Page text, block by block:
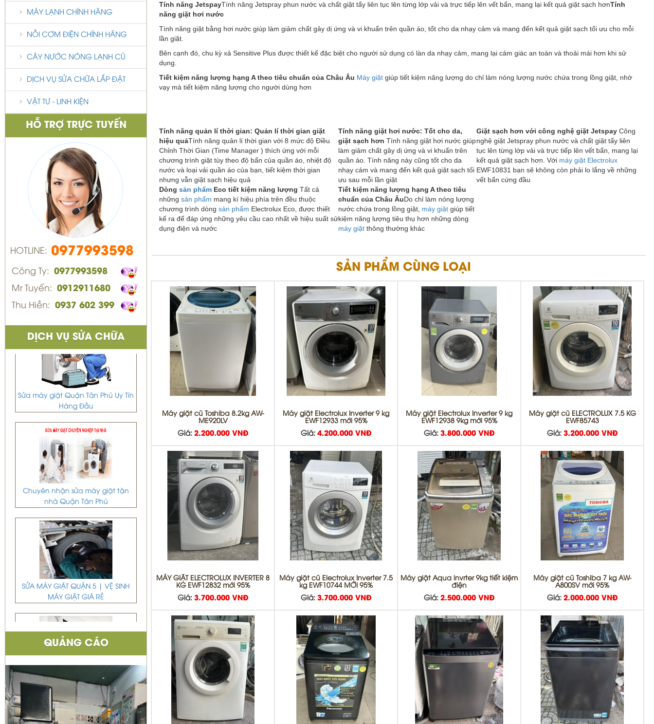
MÁY LẠNH CHÍNH HÃNG
NỒI CƠM ĐIỆN CHÍNH HÃNG
CÂY NƯỚC NÓNG LẠNH CŨ
DỊCH VỤ SỬA CHỮA LẮP ĐẶT
VẬT TƯ - LINH KIỆN
HỖ TRỢ TRỰC TUYẾN
HOTLINE: 0977993598
Công Ty: 0977993598
Mr Tuyến: 0912911680
Thu Hiền: 0937 602 399
DỊCH VỤ SỬA CHỮA
Sửa máy giặt Quận Tân Phú Uy Tín
Hàng Đầu
Chuyên nhận sửa máy giặt tận
nhà Quận Tân Phú
SỬA MÁY GIẶT QUẬN 5 | VỆ SINH
MÁY GIẶT GIÁ RẺ
DỊCH VỤ DI DỜI THÁO VÀ LẮP ĐẶT
MÁY LẠNH QUẬN BÌNH TÂN
QUẢNG CÁO
Tính năng JetspayTính năng Jetspray phun nước và chất giặt tẩy liên tục lên từng lớp vải và trực tiếp lên vết bẩn, mang lại kết quả giặt sạch hơnTính
năng giặt hơi nước
Tính năng giặt bằng hơi nước giúp làm giảm chất gây dị ứng và vi khuẩn trên quần áo, tốt cho da nhạy cảm và mang đến kết quả giặt sạch tối ưu cho mỗi
lần giặt.
Bên cạnh đó, chu kỳ xả Sensitive Plus được thiết kế đặc biệt cho người sử dụng có làn da nhạy cảm, mang lại cảm giác an toàn và thoải mái hơn khi sử
dụng.
Tiết kiệm năng lượng hạng A theo tiêu chuẩn của Châu Âu Máy giặt giúp tiết kiệm năng lượng do chỉ làm nóng lượng nước chứa trong lồng giặt, nhờ
vạy mà tiết kiệm năng lượng cho người dùng hơn
Tính năng quản lí thời gian: Quản lí thời gian giặt
hiệu quảTính năng quản lí thời gian với 8 mức độ Điều
Chỉnh Thời Gian (Time Manager ) thích ứng với mỗi
chương trình giặt tùy theo độ bẩn của quần áo, nhiệt độ
nước và loại vải quần áo của bạn, tiết kiệm thời gian
nhưng vẫn giặt sạch hiệu quả
Tính năng giặt hơi nước: Tốt cho da,
giặt sạch hơn Tính năng giặt hơi nước giúp
làm giảm chất gây dị ứng và vi khuẩn trên
quần áo. Tính năng này cũng tốt cho da
nhạy cảm và mang đến kết quả giặt sạch tối
ưu sau mỗi lần giặt
Giặt sạch hơn với công nghệ giặt Jetspay Công
nghệ giặt Jetspray phun nước và chất giặt tẩy liên
tục lên từng lớp vải và trực tiếp lên vết bẩn, mang lại
kết quả giặt sạch hơn. Với máy giặt Electrolux
EWF10831 bạn sẽ không còn phải lo lắng về những
vết bẩn cứng đầu
Dòng sản phẩm Eco tiết kiệm năng lượng Tất cả
những sản phẩm mang kí hiệu phía trên đều thuộc
chương trình dòng sản phẩm Electrolux Eco, được thiết
kế ra để đáp ứng những yêu cầu cao nhất về hiệu suất sử
dụng điện và nước
Tiết kiệm năng lượng hạng A theo tiêu
chuẩn của Châu ÂuDo chỉ làm nóng lượng
nước chứa trong lồng giặt, máy giặt giúp tiết
kiệm năng lượng tiêu thụ hơn những dòng
máy giặt thông thường khác
SẢN PHẨM CÙNG LOẠI
Máy giặt cũ Toshiba 8.2kg AW-
ME920LV
Giá: 2.200.000 VNĐ
Máy giặt Electrolux Inverter 9 kg
EWF12933 mới 95%
Giá: 4.200.000 VNĐ
Máy giặt Electrolux Inverter 9 kg
EWF12938 9kg mới 95%
Giá: 3.800.000 VNĐ
Máy giặt cũ ELECTROLUX 7.5 KG
EWF85743
Giá: 3.200.000 VNĐ
MÁY GIẶT ELECTROLUX INVERTER 8
KG EWF12832 mới 95%
Giá: 3.700.000 VNĐ
Máy giặt cũ Electrolux Inverter 7.5
kg EWF10744 MỚI 95%
Giá: 3.700.000 VNĐ
Máy giặt Aqua invrter 9kg tiết kiệm
điện
Giá: 2.500.000 VNĐ
Máy giặt cũ Toshiba 7 kg AW-
A800SV mới 95%
Giá: 2.000.000 VNĐ